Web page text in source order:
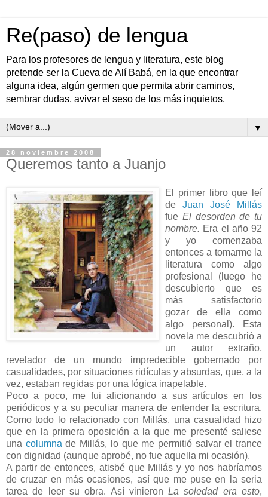
Re(paso) de lengua
Para los profesores de lengua y literatura, este blog
pretende ser la Cueva de Alí Babá, en la que encontrar
alguna idea, algún germen que permita abrir caminos,
sembrar dudas, avivar el seso de los más inquietos.
▼
28 noviembre 2008
Queremos tanto a Juanjo
El primer libro que leí
de Juan José Millás
fue El desorden de tu
nombre. Era el año 92
y yo comenzaba
entonces a tomarme la
literatura como algo
profesional (luego he
descubierto que es
más satisfactorio
gozar de ella como
algo personal). Esta
novela me descubrió a
un autor extraño,
revelador de un mundo impredecible gobernado por
casualidades, por situaciones ridículas y absurdas, que, a la
vez, estaban regidas por una lógica inapelable.
Poco a poco, me fui aficionando a sus artículos en los
periódicos y a su peculiar manera de entender la escritura.
Como todo lo relacionado con Millás, una casualidad hizo
que en la primera oposición a la que me presenté saliese
una columna de Millás, lo que me permitió salvar el trance
con dignidad (aunque aprobé, no fue aquella mi ocasión).
A partir de entonces, atisbé que Millás y yo nos habríamos
de cruzar en más ocasiones, así que me puse en la seria
tarea de leer su obra. Así vinieronLa soledad era esto,